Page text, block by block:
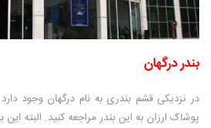
بندر درگهان
در نزدیکی قشم بندری به نام درگهان وجود
پوشاک ارزان به این بندر مراجعه کنید. البته این بندر تا قشم ۲۰